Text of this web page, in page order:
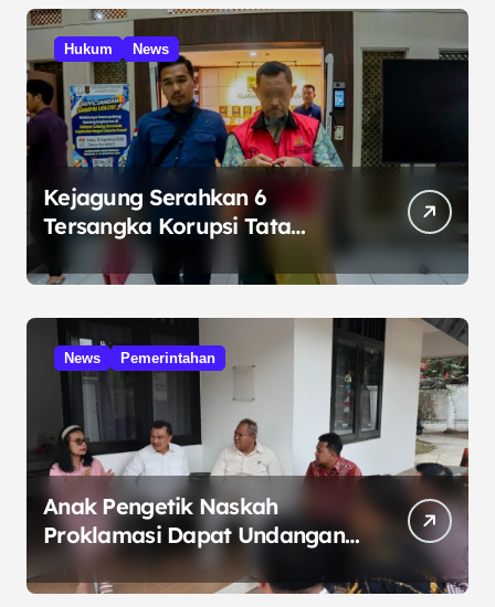
Hukum News
Kejagung Serahkan 6
Tersangka Korupsi Tata
Kelola Minyak ke Penuntut
Umum
News Pemerintahan
Anak Pengetik Naskah
Proklamasi Dapat Undangan
HUT RI dari Presiden
Prabowo